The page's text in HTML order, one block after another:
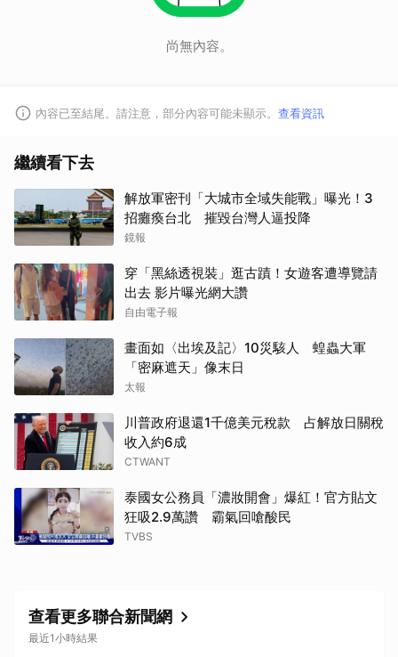
尚無內容。
內容已至結尾。請注意，部分內容可能未顯示。 查看資訊
繼續看下去
解放軍密刊「大城市全域失能戰」曝光！3
招癱瘓台北 摧毀台灣人逼投降
鏡報
穿「黑絲透視裝」逛古蹟！女遊客遭導覽請
出去 影片曝光網大讚
自由電子報
畫面如〈出埃及記〉10災駭人 蝗蟲大軍
「密麻遮天」像末日
太報
川普政府退還1千億美元稅款 占解放日關稅
收入約6成
CTWANT
泰國女公務員「濃妝開會」爆紅！官方貼文
狂吸2.9萬讚 霸氣回嗆酸民
TVBS
查看更多聯合新聞網
最近1小時結果
取消